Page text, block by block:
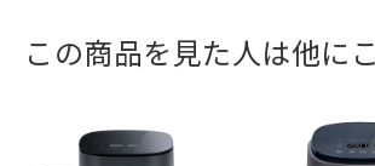
この商品を見た人は他に